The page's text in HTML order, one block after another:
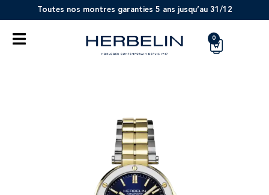
Toutes nos montres garanties 5 ans jusqu’au 31/12
0